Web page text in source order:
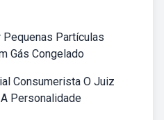
Partículas
Gás Congelado
Consumerista O Juiz
Personalidade